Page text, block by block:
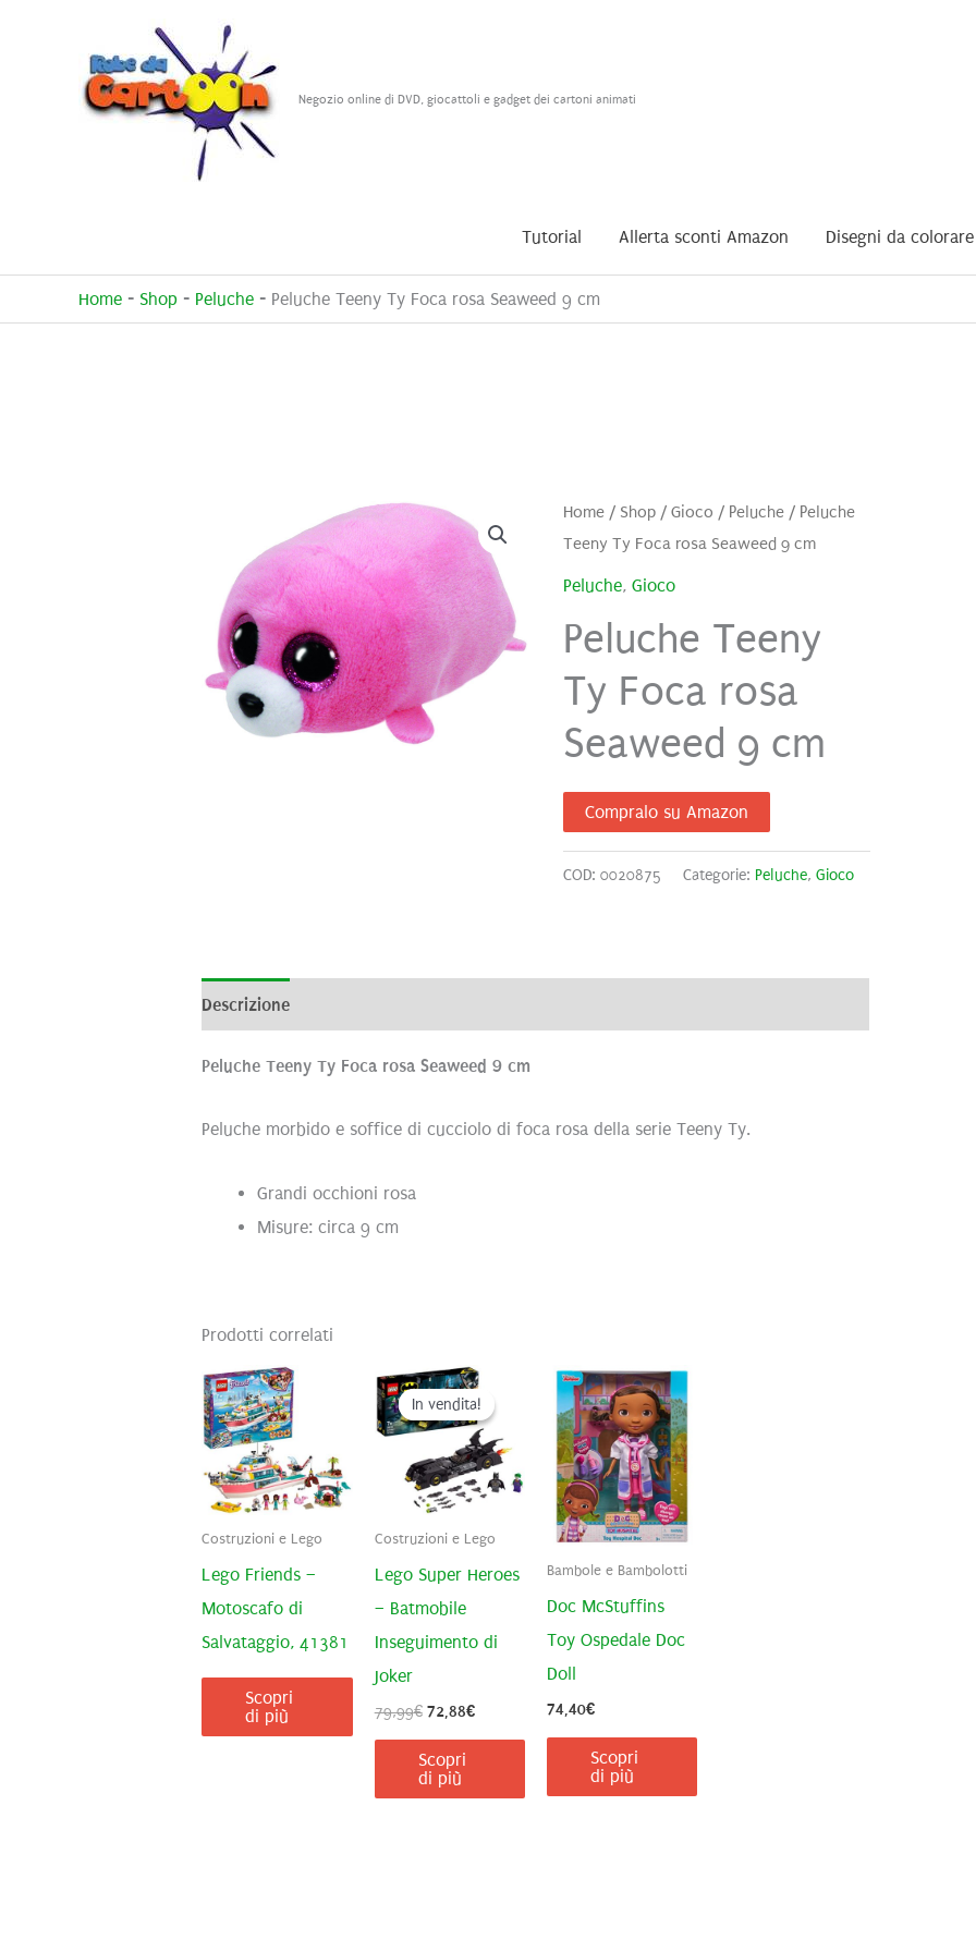
Negozio online di DVD, giocattoli e gadget dei cartoni animati
Tutorial Allerta sconti Amazon Disegni da colorare
Home - Shop - Peluche - Peluche Teeny Ty Foca rosa Seaweed 9 cm
Home/ Shop/ Gioco / Peluche/ Peluche
Teeny Ty Foca rosa Seaweed 9 cm
Peluche, Gioco
Peluche Teeny
Ty Foca rosa
Seaweed 9 cm
Compralo su Amazon
COD: 0020875 Categorie: Peluche, Gioco
Descrizione
Peluche Teeny Ty Foca rosa Seaweed 9 cm
Peluche morbido e soffice di cucciolo di foca rosa della serie Teeny Ty.
Grandi occhioni rosa
Misure: circa 9 cm
Prodotti correlati
Costruzioni e Lego
Lego Friends –
Motoscafo di
Salvataggio, 41381
Scopri
di più
In vendita!
In vendita!
Costruzioni e Lego
Lego Super Heroes
– Batmobile
Inseguimento di
Joker
79,99€ Il
originale
era:
79,99€.
72,88€Il
72,88€.
Scopri
di più
Bambole e Bambolotti
Doc McStuffins
Toy Ospedale Doc
Doll
74,40€
Scopri
di più